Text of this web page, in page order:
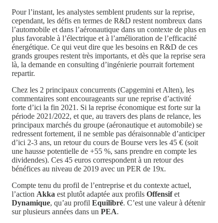
Pour l’instant, les analystes semblent prudents sur la reprise,
cependant, les défis en termes de R&D restent nombreux dans
l’automobile et dans l’aéronautique dans un contexte de plus en
plus favorable à l’électrique et à l’amélioration de l’efficacité
énergétique. Ce qui veut dire que les besoins en R&D de ces
grands groupes restent très importants, et dès que la reprise sera
là, la demande en consulting d’ingénierie pourrait fortement
repartir.
Chez les 2 principaux concurrents (Capgemini et Alten), les
commentaires sont encourageants sur une reprise d’activité
forte d’ici la fin 2021. Si la reprise économique est forte sur la
période 2021/2022, et que, au travers des plans de relance, les
principaux marchés du groupe (aéronautique et automobile) se
redressent fortement, il ne semble pas déraisonnable d’anticiper
d’ici 2-3 ans, un retour du cours de Bourse vers les 45 € (soit
une hausse potentielle de +55 %, sans prendre en compte les
dividendes). Ces 45 euros correspondent à un retour des
bénéfices au niveau de 2019 avec un PER de 19x.
Compte tenu du profil de l’entreprise et du contexte actuel,
l’action Akka est plutôt adaptée aux profils Offensifet
Dynamique, qu’au profil Equilibré. C’est une valeur à détenir
sur plusieurs années dans un PEA.